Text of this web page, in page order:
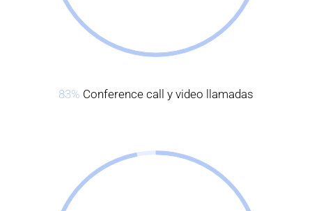
83% Conference call y video llamadas